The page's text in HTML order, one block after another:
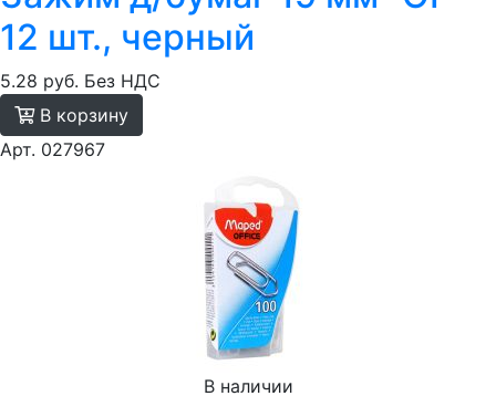
12 шт., черный
5.28 руб. Без НДС
В корзину
Арт. 027967
В наличии